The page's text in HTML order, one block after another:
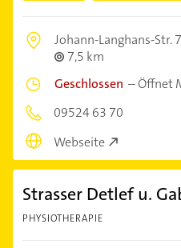
Johann-Langhans-Str.
7,5 km
Geschlossen –Öffnet
09524 63 70
Webseite
Strasser Detlef u.
PHYSIOTHERAPIE